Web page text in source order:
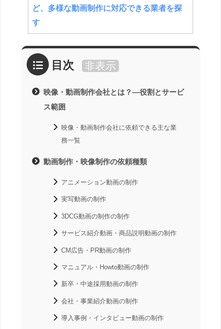
ど、多様な動画制作に対応できる業者を探
す
目次 非表示
映像・動画制作会社とは？―役割とサービ
ス範囲
映像・動画制作会社に依頼できる主な業
務一覧
動画制作・映像制作の依頼種類
アニメーション動画の制作
実写動画の制作
3DCG動画の制作の制作
サービス紹介動画・商品説明動画の制作
CM広告・PR動画の制作
マニュアル・Howto動画の制作
新卒・中途採用動画の制作
会社・事業紹介動画の制作
導入事例・インタビュー動画の制作